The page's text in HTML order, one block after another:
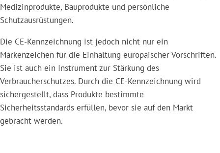
Medizinprodukte, Bauprodukte und persönliche
Schutzausrüstungen.
Die CE-Kennzeichnung ist jedoch nicht nur ein
Markenzeichen für die Einhaltung europäischer Vorschriften.
Sie ist auch ein Instrument zur Stärkung des
Verbraucherschutzes. Durch die CE-Kennzeichnung wird
sichergestellt, dass Produkte bestimmte
Sicherheitsstandards erfüllen, bevor sie auf den Markt
gebracht werden.